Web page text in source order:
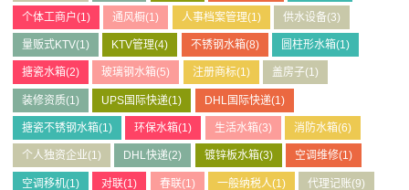
个体工商户(1) 通风橱(1) 人事档案管理(1) 供水设备(3)
量贩式KTV(1) KTV管理(4) 不锈钢水箱(8) 圆柱形水箱(1)
搪瓷水箱(2) 玻璃钢水箱(5) 注册商标(1) 盖房子(1)
装修资质(1) UPS国际快递(1) DHL国际快递(1)
搪瓷不锈钢水箱(1) 环保水箱(1) 生活水箱(3) 消防水箱(6)
个人独资企业(1) DHL快递(2) 镀锌板水箱(3) 空调维修(1)
空调移机(1) 对联(1) 春联(1) 一般纳税人(1) 代理记账(9)